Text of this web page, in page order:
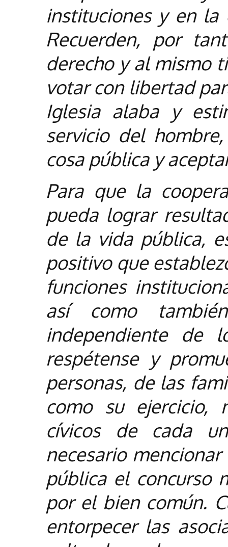
instituciones y en la
Recuerden, por
derecho y al mismo
votar con libertad
Iglesia alaba y
servicio del
cosa pública y
Para que la
pueda lograr
de la vida pública,
positivo que
funciones
así como
independiente de
respétense y
personas, de las
como su ejercicio,
cívicos de cada
necesario
pública el concurso
por el bien común.
entorpecer las